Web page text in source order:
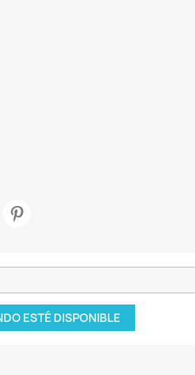
ESTÉ DISPONIBLE